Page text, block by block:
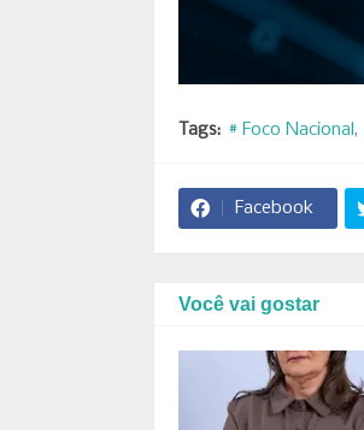
Tags: # Foco Nacional
Facebook
Você vai gostar